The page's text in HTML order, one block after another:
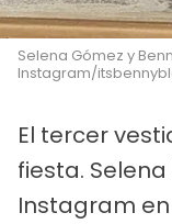
Selena Gómez y
Instagram/
El tercer
fiesta.
Instagram